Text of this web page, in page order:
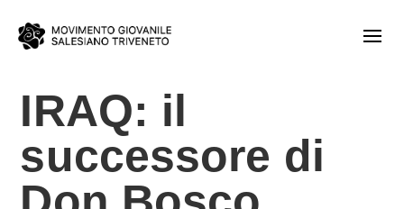
IRAQ: il
successore di